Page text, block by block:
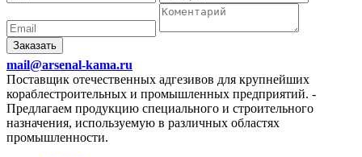
Заказать
mail@arsenal-kama.ru
Поставщик отечественных адгезивов для крупнейших
кораблестроительных и промышленных предприятий. -
Предлагаем продукцию специального и строительного
назначения, используемую в различных областях
промышленности.